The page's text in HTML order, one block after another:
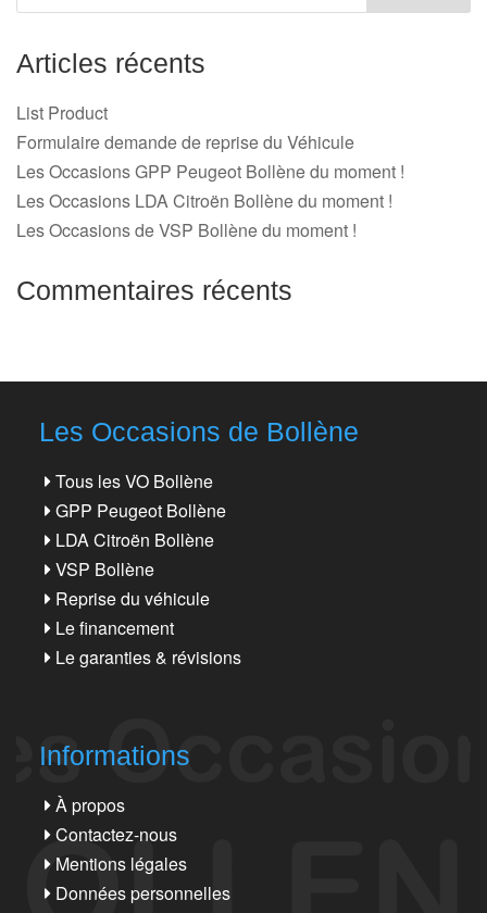
Articles récents
List Product
Formulaire demande de reprise du Véhicule
Les Occasions GPP Peugeot Bollène du moment !
Les Occasions LDA Citroën Bollène du moment !
Les Occasions de VSP Bollène du moment !
Commentaires récents
Les Occasions de Bollène
Tous les VO Bollène
GPP Peugeot Bollène
LDA Citroën Bollène
VSP Bollène
Reprise du véhicule
Le financement
Le garanties & révisions
Informations
À propos
Contactez-nous
Mentions légales
Données personnelles